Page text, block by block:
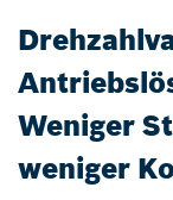
Weniger
weniger